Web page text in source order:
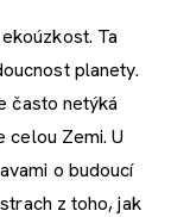
Ta
planety.
často netýká
celou Zemi. U
o budoucí
z toho, jak